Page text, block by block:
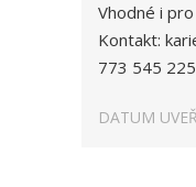
Vhodné i
Kontakt:
773 545 225
DATUM